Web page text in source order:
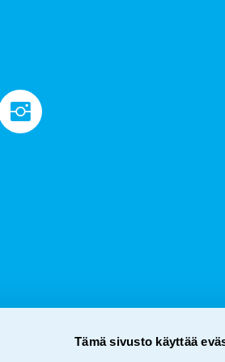
Tämä sivusto käyttää